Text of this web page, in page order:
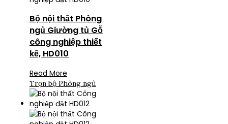
Bộ nội thất Phòng
ngủ Giường tủ Gỗ
công nghiệp thiết
kế, HD010
Read More
Trọn bộ Phòng ngủ